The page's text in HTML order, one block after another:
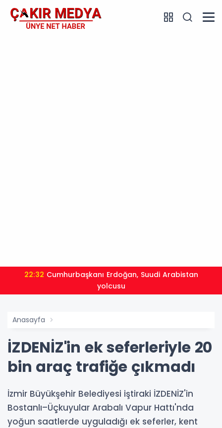
22:32
yolcusu
Anasayfa
İZDENİZ'in ek seferleriyle 20
bin araç trafiğe çıkmadı
İzmir Büyükşehir Belediyesi iştiraki İZDENİZ'in
Bostanlı–Üçkuyular Arabalı Vapur Hattı'nda
yoğun saatlerde uyguladığı ek seferler, kent